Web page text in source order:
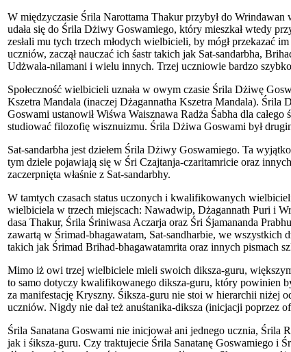
W międzyczasie Śrila Narottama Thakur przybył do
udała się do Śrila Dżiwy Goswamiego, który mieszkał wtedy
zesłali mu tych trzech młodych wielbicieli, by mógł przekazać
uczniów, zaczął nauczać ich śastr takich jak Sat-sandarbha,
Udżwala-nilamani i wielu innych. Trzej uczniowie bardzo
Społeczność wielbicieli uznała w owym czasie Śrila Dżiwę
Kszetra Mandala (inaczej Dżagannatha Kszetra Mandala).
Goswami ustanowił Wiśwa Waisznawa Radża Śabha dla
studiować filozofię wisznuizmu. Śrila Dżiwa Goswami był
Sat-sandarbha jest dziełem Śrila Dżiwy Goswamiego. Ta
tym dziele pojawiają się w Śri Czajtanja-czaritamricie oraz
zaczerpnięta właśnie z Sat-sandarbhy.
W tamtych czasach status uczonych i kwalifikowanych
wielbiciela w trzech miejscach: Nawadwip, Dżagannath Puri i
dasa Thakur, Śrila Śriniwasa Aczarja oraz Śri Śjamananda
zawartą w Śrimad-bhagawatam, Sat-sandharbie, we wszystkich
takich jak Śrimad Brihad-bhagawatamrita oraz innych pismach
Mimo iż owi trzej wielbiciele mieli swoich diksza-guru,
to samo dotyczy kwalifikowanego diksza-guru, który powinien
za manifestację Kryszny. Śiksza-guru nie stoi w hierarchii niżej
uczniów. Nigdy nie dał też anuśtanika-diksza (inicjacji poprzez
Śrila Sanatana Goswami nie inicjował ani jednego ucznia,
jak i śiksza-guru. Czy traktujecie Śrila Sanatanę Goswamiego i